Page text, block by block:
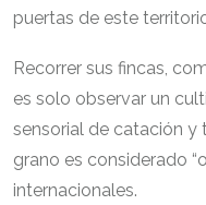
puertas de este
Recorrer sus fincas,
es solo observar un
sensorial de catación y
grano es considerado
internacionales.